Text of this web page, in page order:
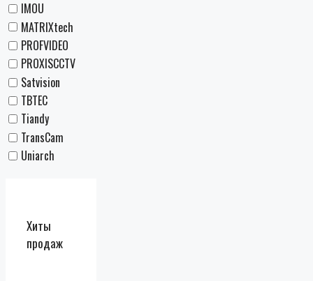
IMOU
MATRIXtech
PROFVIDEO
PROXISCCTV
Satvision
TBTEC
Tiandy
TransCam
Uniarch
Хиты
продаж